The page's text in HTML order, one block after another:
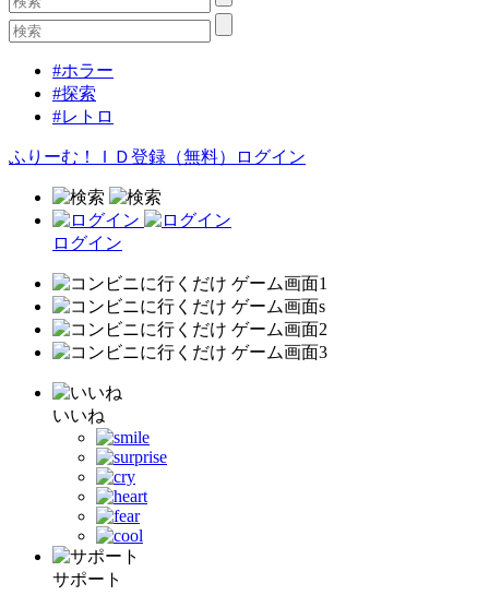
#ホラー
#探索
#レトロ
ふりーむ！ＩＤ登録（無料） ログイン
ログイン
いいね
サポート